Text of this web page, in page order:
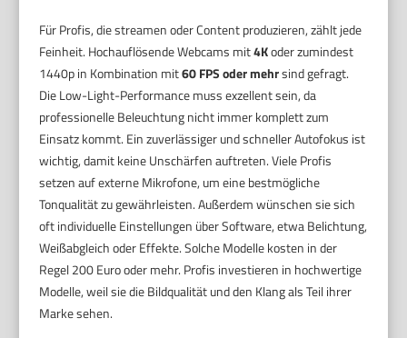
Für Profis, die streamen oder Content produzieren, zählt jede
Feinheit. Hochauflösende Webcams mit4Koder zumindest
1440p in Kombination mit60 FPS oder mehrsind gefragt.
Die Low-Light-Performance muss exzellent sein, da
professionelle Beleuchtung nicht immer komplett zum
Einsatz kommt. Ein zuverlässiger und schneller Autofokus ist
wichtig, damit keine Unschärfen auftreten. Viele Profis
setzen auf externe Mikrofone, um eine bestmögliche
Tonqualität zu gewährleisten. Außerdem wünschen sie sich
oft individuelle Einstellungen über Software, etwa Belichtung,
Weißabgleich oder Effekte. Solche Modelle kosten in der
Regel 200 Euro oder mehr. Profis investieren in hochwertige
Modelle, weil sie die Bildqualität und den Klang als Teil ihrer
Marke sehen.